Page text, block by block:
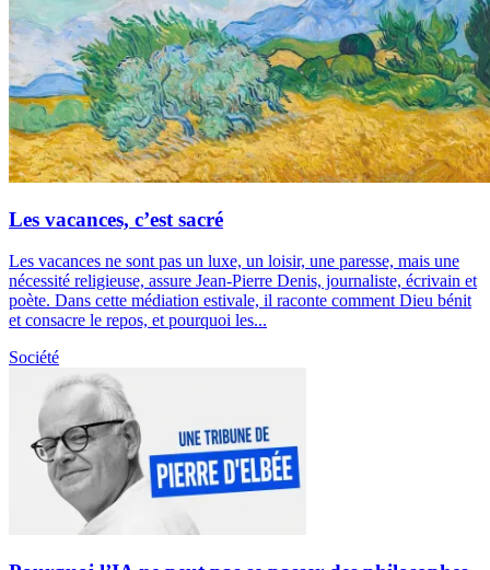
Les vacances, c’est sacré
Les vacances ne sont pas un luxe, un loisir, une paresse, mais une
nécessité religieuse, assure Jean-Pierre Denis, journaliste, écrivain et
poète. Dans cette médiation estivale, il raconte comment Dieu bénit
et consacre le repos, et pourquoi les...
Société